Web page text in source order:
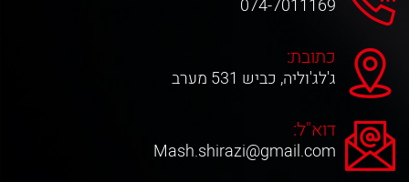
074-7011169
כתובת:
ג'לג'וליה, כביש 531 מערב
דוא"ל:
Mash.shirazi@gmail.com